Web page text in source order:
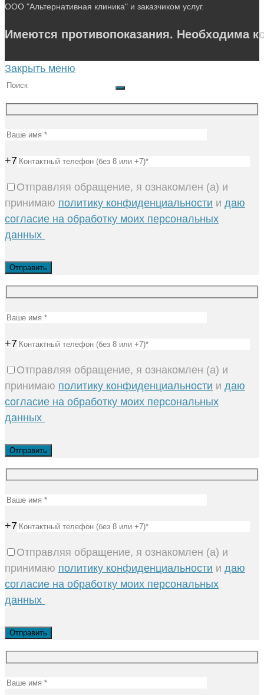
ООО "Альтернативная клиника" и заказчиком услуг.
Имеются противопоказания. Необходима
Закрыть меню
+7
Отправляя обращение, я ознакомлен (а) и
принимаю политику конфиденциальности и даю
согласие на обработку моих персональных
данных
+7
Отправляя обращение, я ознакомлен (а) и
принимаю политику конфиденциальности и даю
согласие на обработку моих персональных
данных
+7
Отправляя обращение, я ознакомлен (а) и
принимаю политику конфиденциальности и даю
согласие на обработку моих персональных
данных